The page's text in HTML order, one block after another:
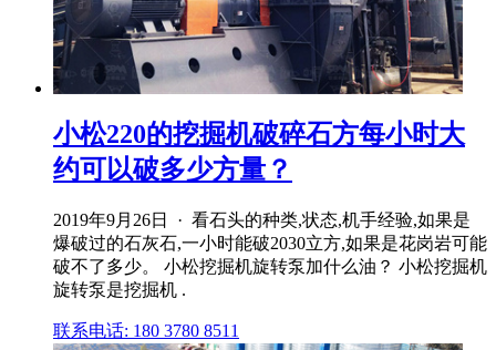
小松220的挖掘机破碎石方每小时大
约可以破多少方量？
2019年9月26日 · 看石头的种类,状态,机手经验,如果是
爆破过的石灰石,一小时能破2030立方,如果是花岗岩可能
破不了多少。 小松挖掘机旋转泵加什么油？ 小松挖掘机
旋转泵是挖掘机 .
联系电话: 180 3780 8511